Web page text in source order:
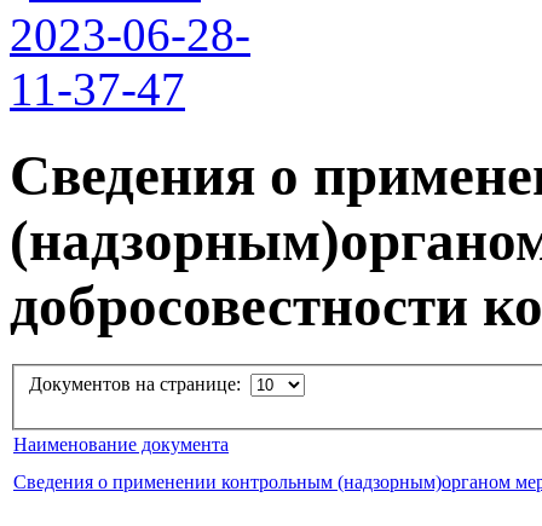
Сведения о
добросовестности
Документов на странице:
Наименование документа
Сведения о применении контрольным (надзорным)органом